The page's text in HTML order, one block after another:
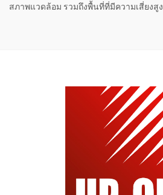
สภาพแวดล้อม รวมถึงพื้นที่ที่มีความเสี่ยงสูง